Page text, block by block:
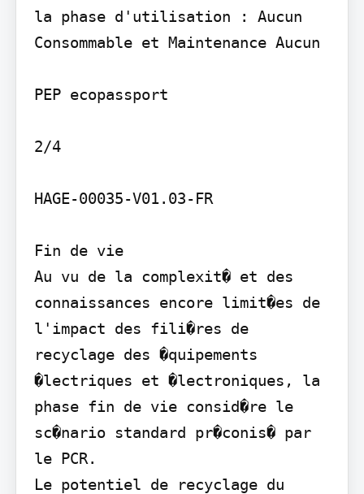
la phase d'utilisation : Aucun
Consommable et Maintenance Aucun
PEP ecopassport
2/4
HAGE-00035-V01.03-FR
Fin de vie
Au vu de la complexit� et des
connaissances encore limit�es de
l'impact des fili�res de
recyclage des �quipements
�lectriques et �lectroniques, la
phase fin de vie consid�re le
sc�nario standard pr�conis� par
le PCR.
Le potentiel de recyclage du